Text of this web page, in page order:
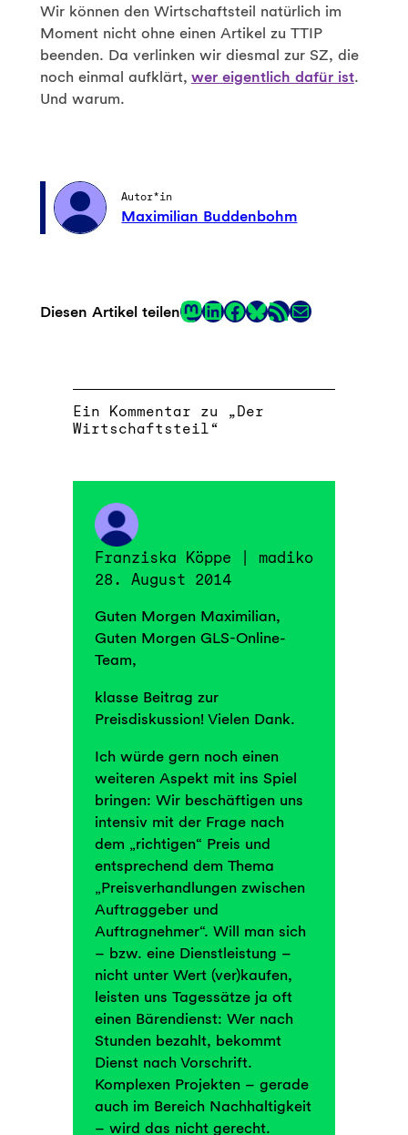
Wir können den Wirtschaftsteil natürlich im
Moment nicht ohne einen Artikel zu TTIP
beenden. Da verlinken wir diesmal zur SZ, die
noch einmal aufklärt, wer eigentlich dafür ist.
Und warum.
Autor*in
Maximilian Buddenbohm
Diesen Artikel teilenMastodon
LinkedIn
Facebook
LinkRSS-Feed
E-Mail
Ein Kommentar zu „Der
Wirtschaftsteil“
Franziska Köppe | madiko
28. August 2014
Guten Morgen Maximilian,
Guten Morgen GLS-Online-
Team,
klasse Beitrag zur
Preisdiskussion! Vielen Dank.
Ich würde gern noch einen
weiteren Aspekt mit ins Spiel
bringen: Wir beschäftigen uns
intensiv mit der Frage nach
dem „richtigen“ Preis und
entsprechend dem Thema
„Preisverhandlungen zwischen
Auftraggeber und
Auftragnehmer“. Will man sich
– bzw. eine Dienstleistung –
nicht unter Wert (ver)kaufen,
leisten uns Tagessätze ja oft
einen Bärendienst: Wer nach
Stunden bezahlt, bekommt
Dienst nach Vorschrift.
Komplexen Projekten – gerade
auch im Bereich Nachhaltigkeit
– wird das nicht gerecht.